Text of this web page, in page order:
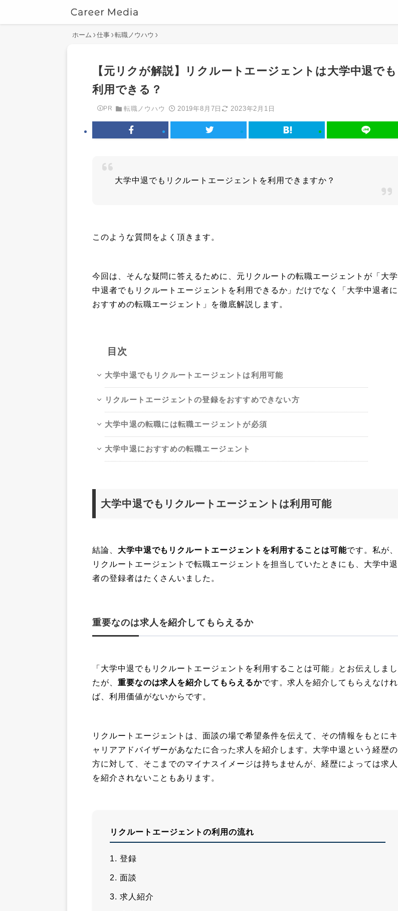
ホーム 仕事 転職ノウハウ
【元リクが解説】リクルートエージェントは大学中退でも
利用できる？
PR 転職ノウハウ 2019年8月7日 2023年2月1日
大学中退でもリクルートエージェントを利用できますか？
このような質問をよく頂きます。
今回は、そんな疑問に答えるために、元リクルートの転職エージェントが「大学
中退者でもリクルートエージェントを利用できるか」だけでなく「大学中退者に
おすすめの転職エージェント」を徹底解説します。
目次
大学中退でもリクルートエージェントは利用可能
リクルートエージェントの登録をおすすめできない方
大学中退の転職には転職エージェントが必須
大学中退におすすめの転職エージェント
大学中退でもリクルートエージェントは利用可能
結論、 大学中退でもリクルートエージェントを利用することは可能です。私が、
リクルートエージェントで転職エージェントを担当していたときにも、大学中退
者の登録者はたくさんいました。
重要なのは求人を紹介してもらえるか
「大学中退でもリクルートエージェントを利用することは可能」とお伝えしまし
たが、 重要なのは求人を紹介してもらえるかです。求人を紹介してもらえなけれ
ば、利用価値がないからです。
リクルートエージェントは、面談の場で希望条件を伝えて、その情報をもとにキ
ャリアアドバイザーがあなたに合った求人を紹介します。大学中退という経歴の
方に対して、そこまでのマイナスイメージは持ちませんが、経歴によっては求人
を紹介されないこともあります。
リクルートエージェントの利用の流れ
登録
面談
求人紹介